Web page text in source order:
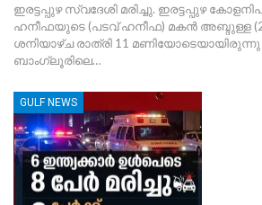
ഇരട്ടപ്പുഴ സ്വദേശി മരിച്ചു. ഇരട്ടപ്പുഴ
ഹനീഫയുടെ (പടവ് ഹനീഫ) മകൻ അബ്ദുള്ള
ശനിയാഴ്ച രാത്രി 11
ബാംഗ്ലൂരിലെ…
GULF NEWS